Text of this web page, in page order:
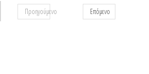
Προηγούμενο Επόμενο